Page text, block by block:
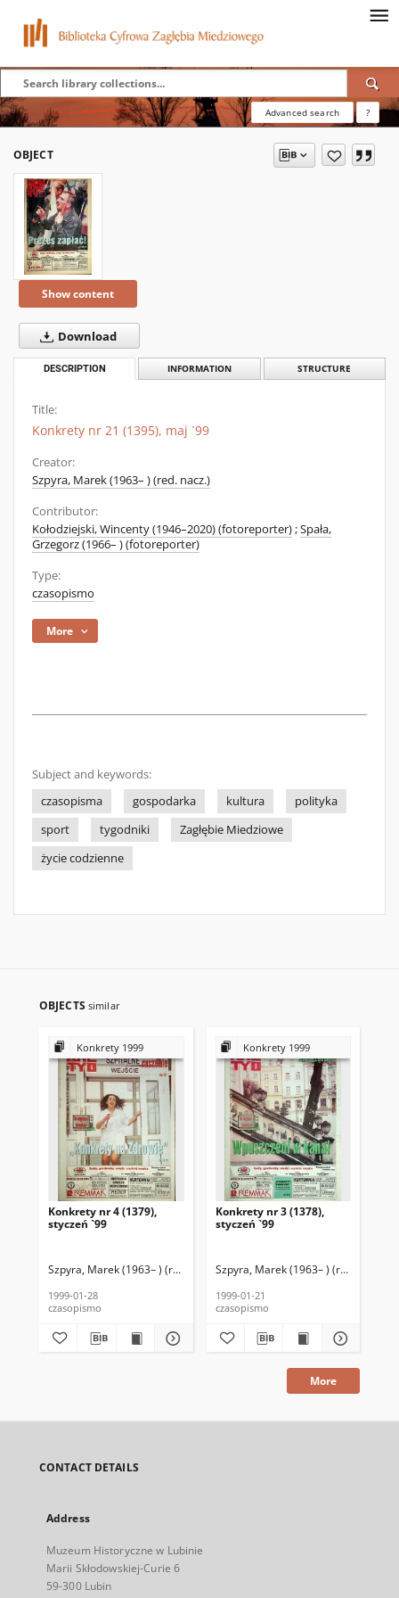
Advanced search ?
OBJECT
Show content
Download
DESCRIPTION INFORMATION STRUCTURE
Title:
Konkrety nr 21 (1395), maj `99
Creator:
Szpyra, Marek (1963– ) (red. nacz.)
Contributor:
Kołodziejski, Wincenty (1946–2020) (fotoreporter);Spała,
Grzegorz (1966– ) (fotoreporter)
Type:
czasopismo
More
Subject and keywords:
czasopisma
gospodarka kultura
polityka
sport
tygodniki
Zagłębie Miedziowe
życie codzienne
OBJECTS similar
Konkrety 1999
Konkrety nr 4 (1379),
styczeń `99
Szpyra, Marek (1963– ) (red. nacz.) Kołodziejski, Wincenty
1999-01-28
czasopismo
Konkrety 1999
Konkrety nr 3 (1378),
styczeń `99
Szpyra, Marek (1963– ) (red. nacz.)
1999-01-21
czasopismo
More
CONTACT DETAILS
Address
Muzeum Historyczne w Lubinie
Marii Skłodowskiej-Curie 6
59-300 Lubin